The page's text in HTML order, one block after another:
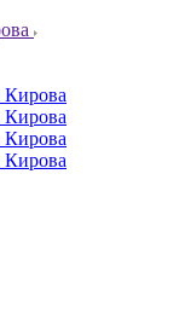
Кирова
Кирова
Кирова
Кирова